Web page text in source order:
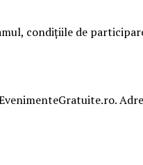
condițiile de